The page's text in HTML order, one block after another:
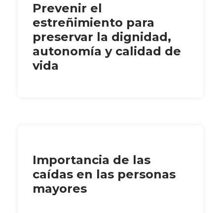
Prevenir el
estreñimiento para
preservar la dignidad,
autonomía y calidad de
vida
Importancia de las
caídas en las personas
mayores